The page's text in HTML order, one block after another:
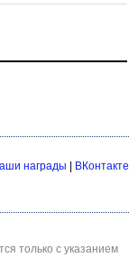
награды
ВКонтакте
только с указанием